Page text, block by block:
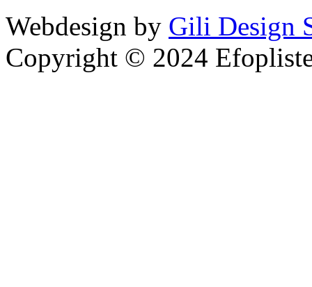
Webdesign by Gili Design
Copyright © 2024